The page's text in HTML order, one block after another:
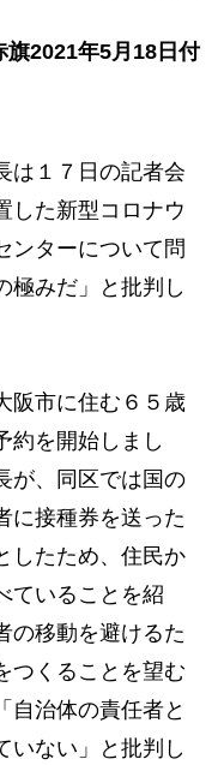
旗2021年5月18日付
は１７日の記者会
した新型コロナウ
ンターについて問
極みだ」と批判し
阪市に住む６５歳
約を開始しまし
が、同区では国の
に接種券を送った
したため、住民か
ていることを紹
の移動を避けるた
つくることを望む
自治体の責任者と
いない」と批判し